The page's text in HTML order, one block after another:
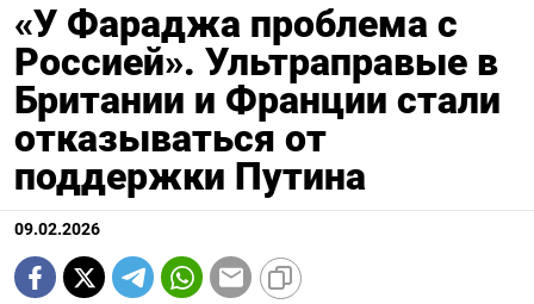
«У Фараджа проблема с
Россией». Ультраправые в
Британии и Франции стали
отказываться от
поддержки Путина
09.02.2026